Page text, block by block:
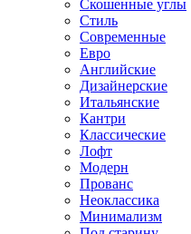
Скошенные углы
Стиль
Современные
Евро
Английские
Дизайнерские
Итальянские
Кантри
Классические
Лофт
Модерн
Прованс
Неоклассика
Минимализм